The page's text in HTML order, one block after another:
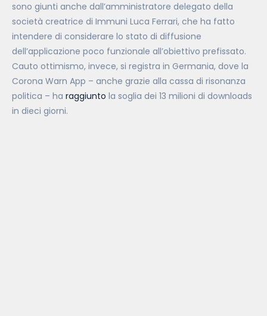
sono giunti anche dall’amministratore delegato della
società creatrice di Immuni Luca Ferrari, che ha fatto
intendere di considerare lo stato di diffusione
dell’applicazione poco funzionale all’obiettivo prefissato.
Cauto ottimismo, invece, si registra in Germania, dove la
Corona Warn App – anche grazie alla cassa di risonanza
politica – ha raggiunto la soglia dei 13 milioni di downloads
in dieci giorni.